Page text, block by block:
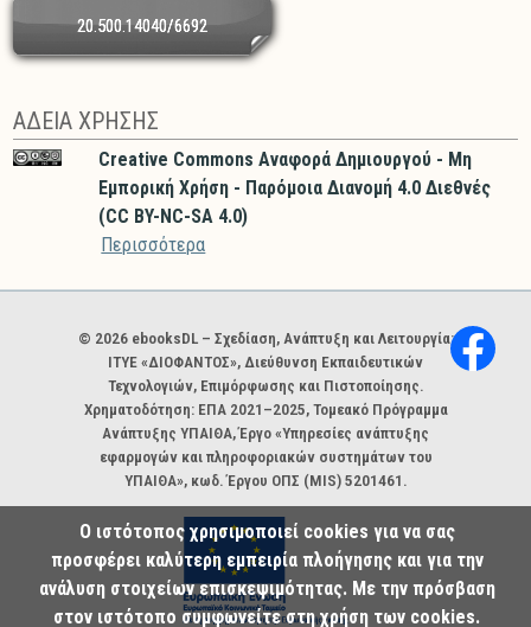
20.500.14040/6692
ΑΔΕΙΑ ΧΡΗΣΗΣ
Creative Commons Αναφορά Δημιουργού - Μη
Εμπορική Χρήση - Παρόμοια Διανομή 4.0 Διεθνές
(CC BY-NC-SA 4.0)
Περισσότερα
Χορηγοί και φορείς
© 2026 ebooksDL – Σχεδίαση, Ανάπτυξη και Λειτουργία:
ΙΤΥΕ «ΔΙΟΦΑΝΤΟΣ», Διεύθυνση Εκπαιδευτικών
Τεχνολογιών, Επιμόρφωσης και Πιστοποίησης.
Χρηματοδότηση: ΕΠΑ 2021–2025, Τομεακό Πρόγραμμα
Ανάπτυξης ΥΠΑΙΘΑ, Έργο «Υπηρεσίες ανάπτυξης
εφαρμογών και πληροφοριακών συστημάτων του
ΥΠΑΙΘΑ», κωδ. Έργου ΟΠΣ (MIS) 5201461.
Ο ιστότοπος χρησιμοποιεί cookies για να σας
προσφέρει καλύτερη εμπειρία πλοήγησης και για την
ανάλυση στοιχείων επισκεψιμότητας. Με την πρόσβαση
στον ιστότοπο συμφωνείτε στη χρήση των cookies.